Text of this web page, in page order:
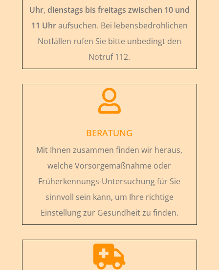
Uhr, dienstags bis freitags zwischen 10 und
11 Uhraufsuchen. Bei lebensbedrohlichen
Notfällen rufen Sie bitte unbedingt den
Notruf 112.

BERATUNG
Mit Ihnen zusammen finden wir heraus,
welche Vorsorgemaßnahme oder
Früherkennungs-Untersuchung für Sie
sinnvoll sein kann, um Ihre richtige
Einstellung zur Gesundheit zu finden.
